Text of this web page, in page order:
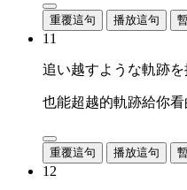
重覆這句 播放這句
11
追い越すような軌跡
也能超越的軌跡給你看
重覆這句 播放這句
12